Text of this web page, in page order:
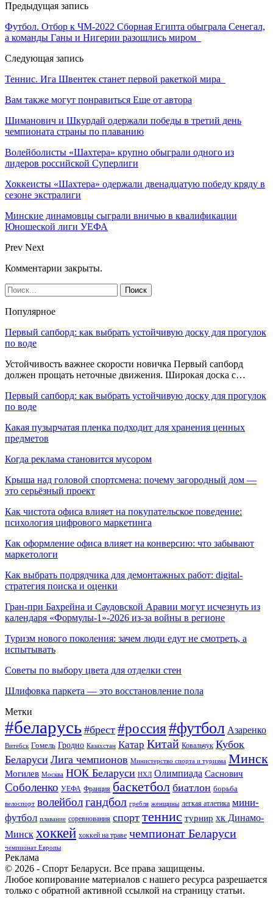
Предыдущая запись
Футбол. Отбор к ЧМ-2022 Сборная Египта обыграла Сенегал,
а команды Ганы и Нигерии разошлись миром
Следующая запись
Теннис. Ига Швентек станет первой ракеткой мира
Вам также могут понравиться Еще от автора
Шиманович и Шкурдай одержали победы в третий день
чемпионата страны по плаванию
Волейболисты «Шахтера» крупно обыграли одного из
лидеров российской Суперлиги
Хоккеисты «Шахтера» одержали двенадцатую победу кряду в
сезоне экстралиги
Минские динамовцы сыграли вничью в квалификации
Юношеской лиги УЕФА
Prev Next
Комментарии закрыты.
Популярное
Первый сапборд: как выбрать устойчивую доску для прогулок
по воде
Устойчивость важнее скорости новичка Первый сапборд
должен прощать неточные движения. Широкая доска с…
Первый сапборд: как выбрать устойчивую доску для прогулок
по воде
Какая пузырчатая пленка подходит для хранения ценных
предметов
Когда реклама становится мусором
Крыша над головой спортсмена: почему загородный дом —
это серьёзный проект
Как чистота офиса влияет на покупательское поведение:
психология цифрового маркетинга
Как оформление офиса влияет на конверсию: что забывают
маркетологи
Как выбрать подрядчика для демонтажных работ: digital-
стратегия поиска и оценки
Гран-при Бахрейна и Саудовской Аравии могут исчезнуть из
календаря «Формулы-1»-2026 из-за войны в регионе
Туризм нового поколения: зачем люди едут не смотреть, а
испытывать
Советы по выбору цвета для отделки стен
Шлифовка паркета — это восстановление пола
Метки
#беларусь #брест #россия#футбол Азаренко
Витебск Гомель Гродно Казахстан Катар Китай Ковальчук Кубок
Беларуси Лига чемпионов Министерство спорта и туризма Минск
Могилев Москва НОК Беларуси НХЛ Олимпиада Саснович
Соболенко УЕФА Франция баскетбол биатлон борьба
велоспорт волейболгандбол гребля женщины легкая атлетика мини-
футбол плавание соревнования спорт теннис турнир хк Динамо-
Минск хоккей хоккей на траве чемпионат Беларуси
чемпионат Европы
Реклама
© 2026 - Спорт Беларуси. Все права защищены.
Любое копирование материалов с нашего ресурса разрешается
только с обратной активной ссылкой на страницу статьи.